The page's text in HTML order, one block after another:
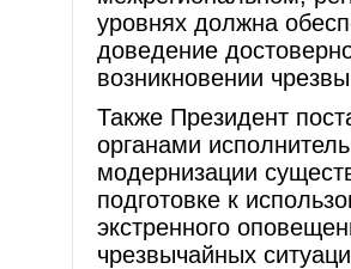
уровнях должна
доведение
возникновении
Также Президент
органами
модернизации
подготовке к
экстренного
чрезвычайных